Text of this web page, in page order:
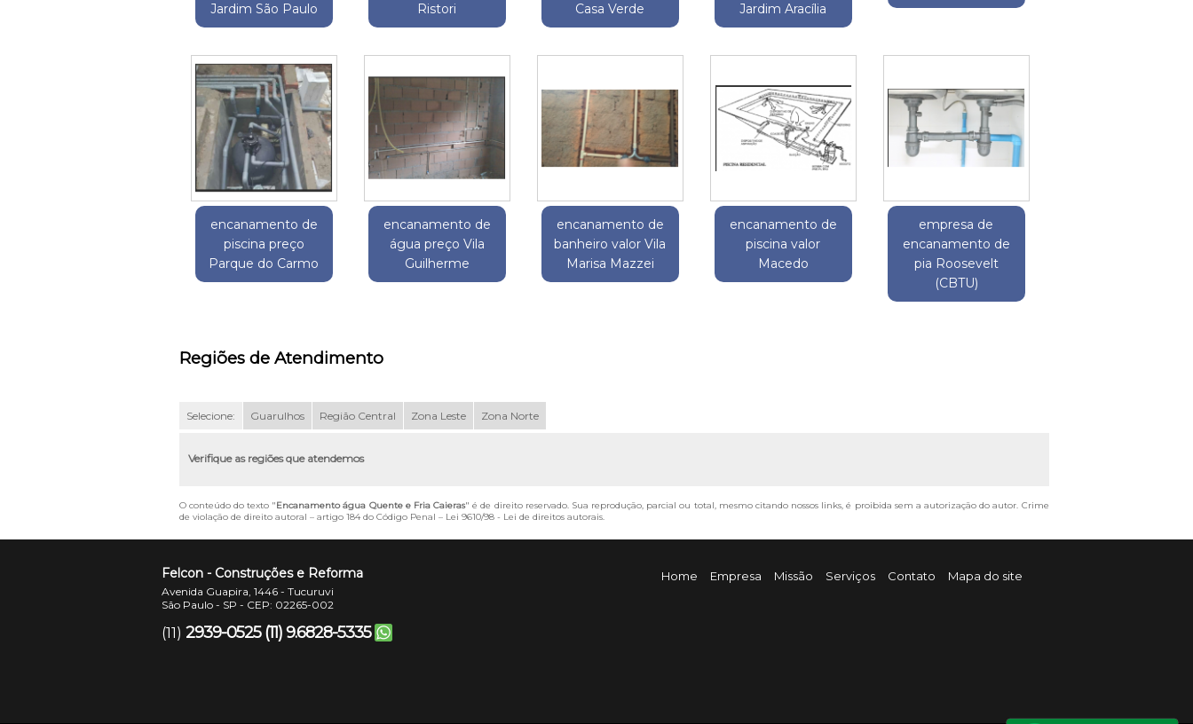
Jardim São Paulo
Ristori
Casa Verde
Jardim Aracília
encanamento de
piscina preço
Parque do Carmo
encanamento de
água preço Vila
Guilherme
encanamento de
banheiro valor Vila
Marisa Mazzei
encanamento de
piscina valor
Macedo
empresa de
encanamento de
pia Roosevelt
(CBTU)
Regiões de Atendimento
Selecione: Guarulhos Região Central Zona Leste Zona Norte
Verifique as regiões que atendemos
O conteúdo do texto "Encanamento água Quente e Fria Caieras" é de direito reservado. Sua reprodução, parcial ou total, mesmo citando nossos links, é proibida sem a autorização do autor. Crime
de violação de direito autoral – artigo 184 do Código Penal – Lei 9610/98 - Lei de direitos autorais.
Felcon - Construções e Reforma
Avenida Guapira, 1446 - Tucuruvi
São Paulo - SP - CEP: 02265-002
(11) 2939-0525 (11) 9.6828-5335
Home Empresa Missão Serviços Contato Mapa do site